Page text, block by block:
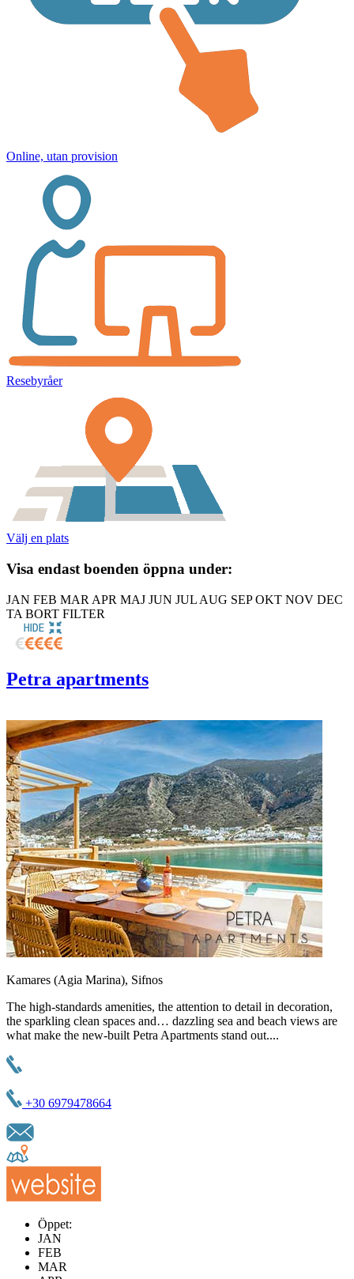
Online, utan provision
Resebyråer
Välj en plats
Visa endast boenden öppna under:
JAN FEB MAR APR MAJ JUN JUL AUG SEP OKT NOV DEC
TA BORT FILTER
Petra apartments
Kamares (Agia Marina), Sifnos
The high-standards amenities, the attention to detail in decoration,
the sparkling clean spaces and… dazzling sea and beach views are
what make the new-built Petra Apartments stand out....
+30 6979478664
Öppet:
JAN
FEB
MAR